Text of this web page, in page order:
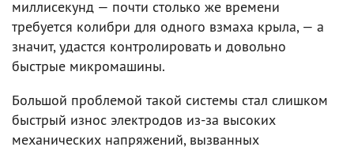
миллисекунд — почти столько же времени
требуется колибри для одного взмаха крыла, — а
значит, удастся контролировать и довольно
быстрые микромашины.
Большой проблемой такой системы стал слишком
быстрый износ электродов из-за высоких
механических напряжений, вызванных